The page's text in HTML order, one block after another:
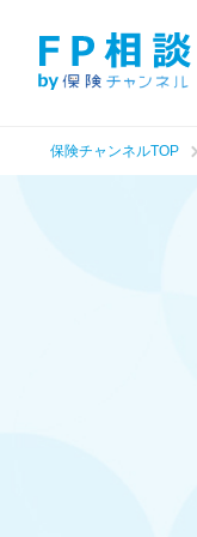
保険チャンネルTOP